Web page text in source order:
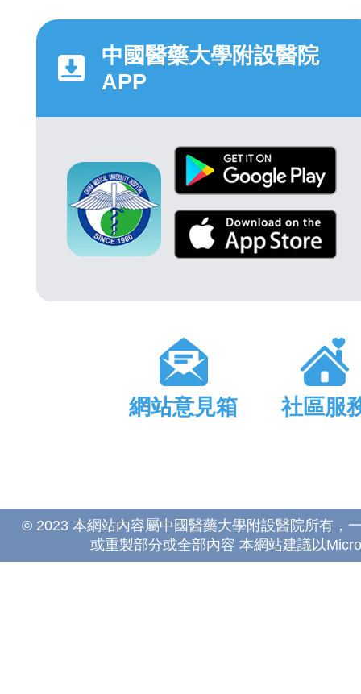
中國醫藥大學附設醫院
APP
網站意見箱 社區服
© 2023 本網站內容屬中國醫藥大學附設醫院所有，
或重製部分或全部內容 本網站建議以